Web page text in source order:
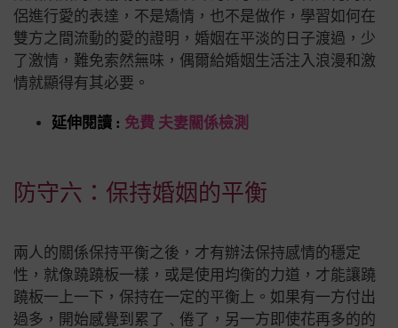
侶進行愛的表達，不是矯情，也不是做作，學習如何在
雙方之間流動的愛的證明，婚姻在平淡的日子渡過，少
了激情，難免索然無味，偶爾給婚姻生活注入浪漫和激
情就顯得有其必要。
延伸閱讀 : 免費 夫妻關係檢測
防守六：保持婚姻的平衡
兩人的關係保持平衡之後，才有辦法保持感情的穩定
性，就像蹺蹺板一樣，或是使用均衡的力道，才能讓蹺
蹺板一上一下，保持在一定的平衡上。如果有一方付出
過多，開始感覺到累了﹑倦了，另一方即使花再多的的